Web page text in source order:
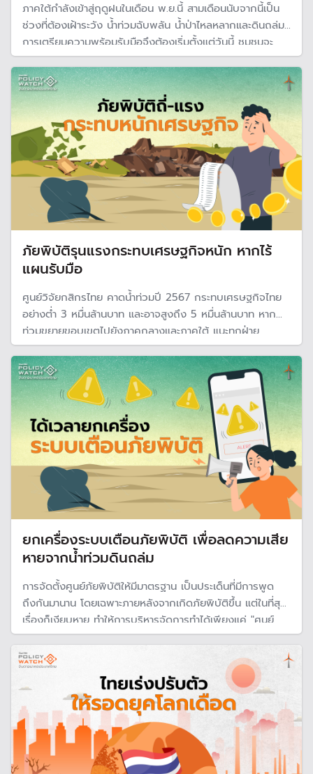
ภาคใต้กำลังเข้าสู่ฤดูฝนในเดือน พ.ย.นี้ สามเดือนนับจากนี้เป็น
ช่วงที่ต้องเฝ้าระวัง น้ำท่วมฉับพลัน น้ำป่าไหลหลากและดินถล่ม
การเตรียมความพร้อมรับมือจึงต้องเริ่มตั้งแต่วันนี้ ชุมชนจะ
ต้องตอบ 3 คำถามให้ได้ หนีเมื่อไร? หนีอย่างไร? หนีไปไหน?
และภาคีเครือข่ายต้องช่วยสร้างกลไกสนับสนุนให้พวกเขาเข้ม
แข็ง
ภัยพิบัติรุนแรงกระทบเศรษฐกิจหนัก หากไร้
แผนรับมือ
ศูนย์วิจัยกสิกรไทย คาดน้ำท่วมปี 2567 กระทบเศรษฐกิจไทย
อย่างต่ำ 3 หมื่นล้านบาท และอาจสูงถึง 5 หมื่นล้านบาท หากน้ำ
ท่วมขยายขอบเขตไปยังภาคกลางและภาคใต้ แนะทุกฝ่าย
วางแผนรับมือภัยพิบัติที่เสี่ยงรุนแรงมากขึ้นจากสภาพภูมิ
อากาศสุดขั้ว
ยกเครื่องระบบเตือนภัยพิบัติ เพื่อลดความเสีย
หายจากน้ำท่วมดินถล่ม
การจัดตั้งศูนย์ภัยพิบัติให้มีมาตรฐาน เป็นประเด็นที่มีการพูด
ถึงกันมานาน โดยเฉพาะภายหลังจากเกิดภัยพิบัติขึ้น แต่ในที่สุด
เรื่องก็เงียบหาย ทำให้การบริหารจัดการทำได้เพียงแค่ "ศูนย์
บัญชาการเฉพาะ" แต่จากสถานการณ์โลกร้อน อาจถึงเวลาต้อง
กลับมาทบทวนกันอย่างจริงจัง เพราะภัยพิบัติอาจรุนแรงและ
เกิดบ่อยครั้ง